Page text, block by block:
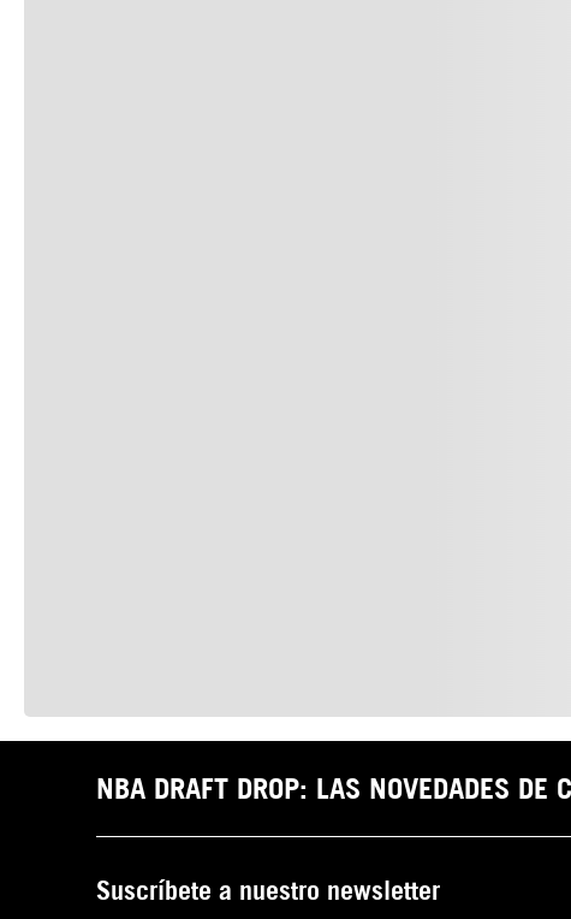
NBA DRAFT DROP: LAS NOVEDADES DE
Suscríbete a nuestro newsletter